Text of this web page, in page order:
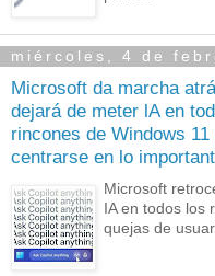
miércoles, 4 de
Microsoft da marcha
dejará de meter lA en
rincones de Windows 11
centrarse en lo
Microsoft
IA en todos los
quejas de